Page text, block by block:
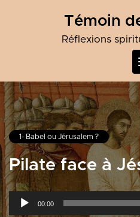
Témoin
Réflexions
1- Babel ou Jérusalem ?
Pilate face à
Lecteur
audio
00:00